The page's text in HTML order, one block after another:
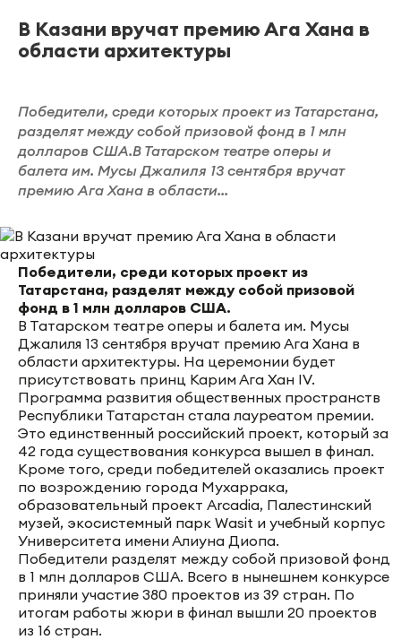
В Казани вручат премию Ага Хана в
области архитектуры
Победители, среди которых проект из Татарстана,
разделят между собой призовой фонд в 1 млн
долларов США.В Татарском театре оперы и
балета им. Мусы Джалиля 13 сентября вручат
премию Ага Хана в области...
Победители, среди которых проект из
Татарстана, разделят между собой призовой
фонд в 1 млн долларов США.
В Татарском театре оперы и балета им. Мусы
Джалиля 13 сентября вручат премию Ага Хана в
области архитектуры. На церемонии будет
присутствовать принц Карим Ага Хан IV.
Программа развития общественных пространств
Республики Татарстан стала лауреатом премии.
Это единственный российский проект, который за
42 года существования конкурса вышел в финал.
Кроме того, среди победителей оказались проект
по возрождению города Мухаррака,
образовательный проект Arcadia, Палестинский
музей, экосистемный парк Wasit и учебный корпус
Университета имени Алиуна Диопа.
Победители разделят между собой призовой фонд
в 1 млн долларов США. Всего в нынешнем конкурсе
приняли участие 380 проектов из 39 стран. По
итогам работы жюри в финал вышли 20 проектов
из 16 стран.